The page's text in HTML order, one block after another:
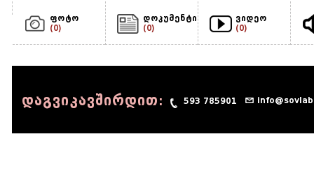
ფოტო
(0)
დოკუმენტი
(0)
ვიდეო
(0)
დაგვიკავშირდით: 593 785901